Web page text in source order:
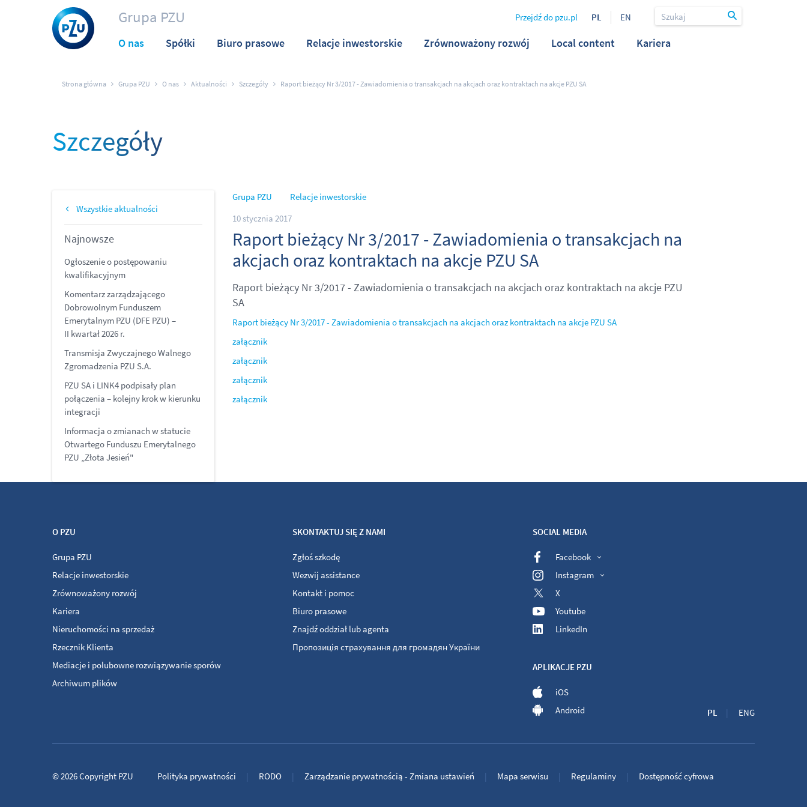
Grupa PZU
O nas Spółki Biuro prasowe Relacje inwestorskie Zrównoważony rozwój Local content Kariera
Przejdź do pzu.pl PL EN
Strona główna Grupa PZU O nas Aktualności Szczegóły Raport bieżący Nr 3/2017 - Zawiadomienia o transakcjach na akcjach oraz kontraktach na akcje PZU SA
Szczegóły
Wszystkie aktualności
Najnowsze
Ogłoszenie o postępowaniu
kwalifikacyjnym
Komentarz zarządzającego
Dobrowolnym Funduszem
Emerytalnym PZU (DFE PZU) –
II kwartał 2026 r.
Transmisja Zwyczajnego Walnego
Zgromadzenia PZU S.A.
PZU SA i LINK4 podpisały plan
połączenia – kolejny krok w kierunku
integracji
Informacja o zmianach w statucie
Otwartego Funduszu Emerytalnego
PZU „Złota Jesień"
Grupa PZU
Relacje inwestorskie
10 stycznia 2017
Raport bieżący Nr 3/2017 - Zawiadomienia o transakcjach na
akcjach oraz kontraktach na akcje PZU SA
Raport bieżący Nr 3/2017 - Zawiadomienia o transakcjach na akcjach oraz kontraktach na akcje PZU
SA
Raport bieżący Nr 3/2017 - Zawiadomienia o transakcjach na akcjach oraz kontraktach na akcje PZU SA
załącznik
załącznik
załącznik
załącznik
O PZU
Grupa PZU
Relacje inwestorskie
Zrównoważony rozwój
Kariera
Nieruchomości na sprzedaż
Rzecznik Klienta
Mediacje i polubowne rozwiązywanie sporów
Archiwum plików
SKONTAKTUJ SIĘ Z NAMI
Zgłoś szkodę
Wezwij assistance
Kontakt i pomoc
Biuro prasowe
Znajdź oddział lub agenta
Пропозиція страхування для громадян України
SOCIAL MEDIA
Facebook
Instagram
X
Youtube
LinkedIn
APLIKACJE PZU
iOS
Android
PL ENG
Polityka prywatności RODO Zarządzanie prywatnością - Zmiana ustawień Mapa serwisu Regulaminy Dostępność cyfrowa
© 2026Copyright PZU